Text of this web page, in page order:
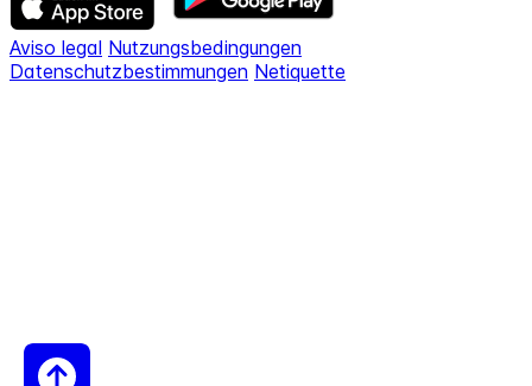
Aviso legal Nutzungsbedingungen
Datenschutzbestimmungen Netiquette